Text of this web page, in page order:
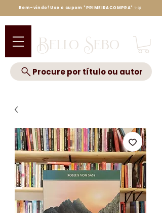
Bello Sebo
Procure por título ou autor
Bem-vindo! Use o cupom "PRIMEIRACOMPRA" ✨📖